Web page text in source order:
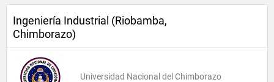
Ingeniería Industrial (Riobamba,
Chimborazo)
Universidad Nacional del Chimborazo